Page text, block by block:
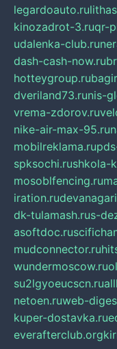
legardoauto.ru
kinozadrot-3.ruqr-
udalenka-club.ru
dash-cash-now.ru
hotteygroup.ru
dveriland73.runis-
vrema-zdorov.ru
nike-air-max-95.ru
mobilreklama.ru
spksochi.rushkola-
mosoblfencing.ru
iration.ru
dk-tulamash.rus-
asoftdoc.ru
mudconnector.ru
wundermoscow.ru
su2lgyoeucscn.ru
netoen.ruweb-
kuper-dostavka.ru
everafterclub.org